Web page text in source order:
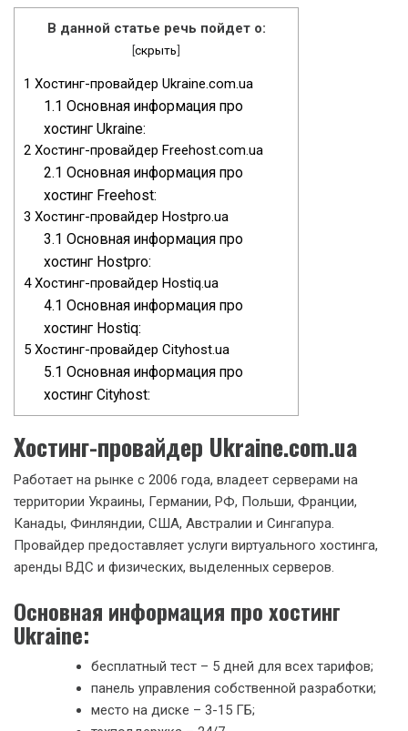
В данной статье речь пойдет о:
[скрыть]
1 Хостинг-провайдер Ukraine.com.ua
1.1 Основная информация про
хостинг Ukraine:
2 Хостинг-провайдер Freehost.com.ua
2.1 Основная информация про
хостинг Freehost:
3 Хостинг-провайдер Hostpro.ua
3.1 Основная информация про
хостинг Hostpro:
4Хостинг-провайдер Hostiq.ua
4.1 Основная информация про
хостинг Hostiq:
5 Хостинг-провайдер Cityhost.ua
5.1 Основная информация про
хостинг Cityhost:
Хостинг-провайдер Ukraine.com.ua
Работает на рынке с 2006 года, владеет серверами на
территории Украины, Германии, РФ, Польши, Франции,
Канады, Финляндии, США, Австралии и Сингапура.
Провайдер предоставляет услуги виртуального хостинга,
аренды ВДС и физических, выделенных серверов.
Основная информация про хостинг
Ukraine:
бесплатный тест – 5 дней для всех тарифов;
панель управления собственной разработки;
место на диске – 3-15 ГБ;